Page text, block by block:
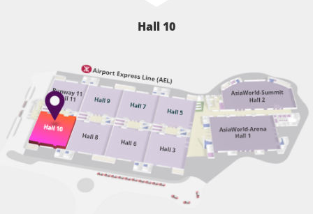
準，主辦單位具有最終決定權。
主辦單位若發現或懷疑有人炒賣本演唱會門票或從事
任何違法行為（包括但不限於盜用個人資料或偽造身
份證明文件），主辦單位有權取消相關人士之購票及/
或入場資格，並取消相關門票，主辦單位亦保留採取
法律行動的權利。被取消購票和/或入場資格的人士將
無法進入活動場地，同時被取消的門票亦將失效，所
有已支付的門票費用，包括手續費均不會退還。
主辦單位保留權利更改本演唱會之內容而不作退票或
Hall 10